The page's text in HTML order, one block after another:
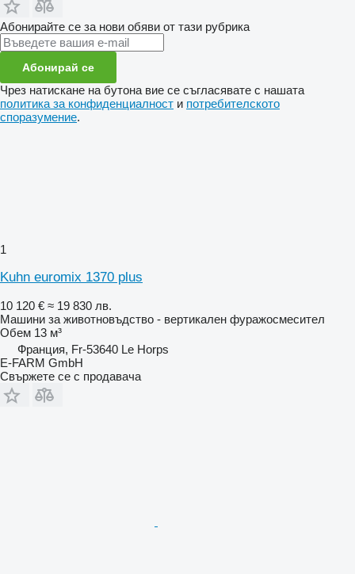
Абонирайте се за нови обяви от тази рубрика
Абонирай се
Чрез натискане на бутона вие се съгласявате с нашата
политика за конфиденциалност и потребителското
споразумение.
1
Kuhn euromix 1370 plus
10 120 € ≈ 19 830 лв.
Машини за животновъдство - вертикален фуражосмесител
Обем 13 м³
Франция, Fr-53640 Le Horps
E-FARM GmbH
Свържете се с продавача